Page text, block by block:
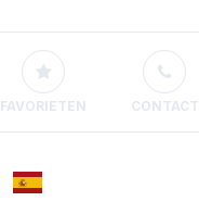
FAVORIETEN CONTACT